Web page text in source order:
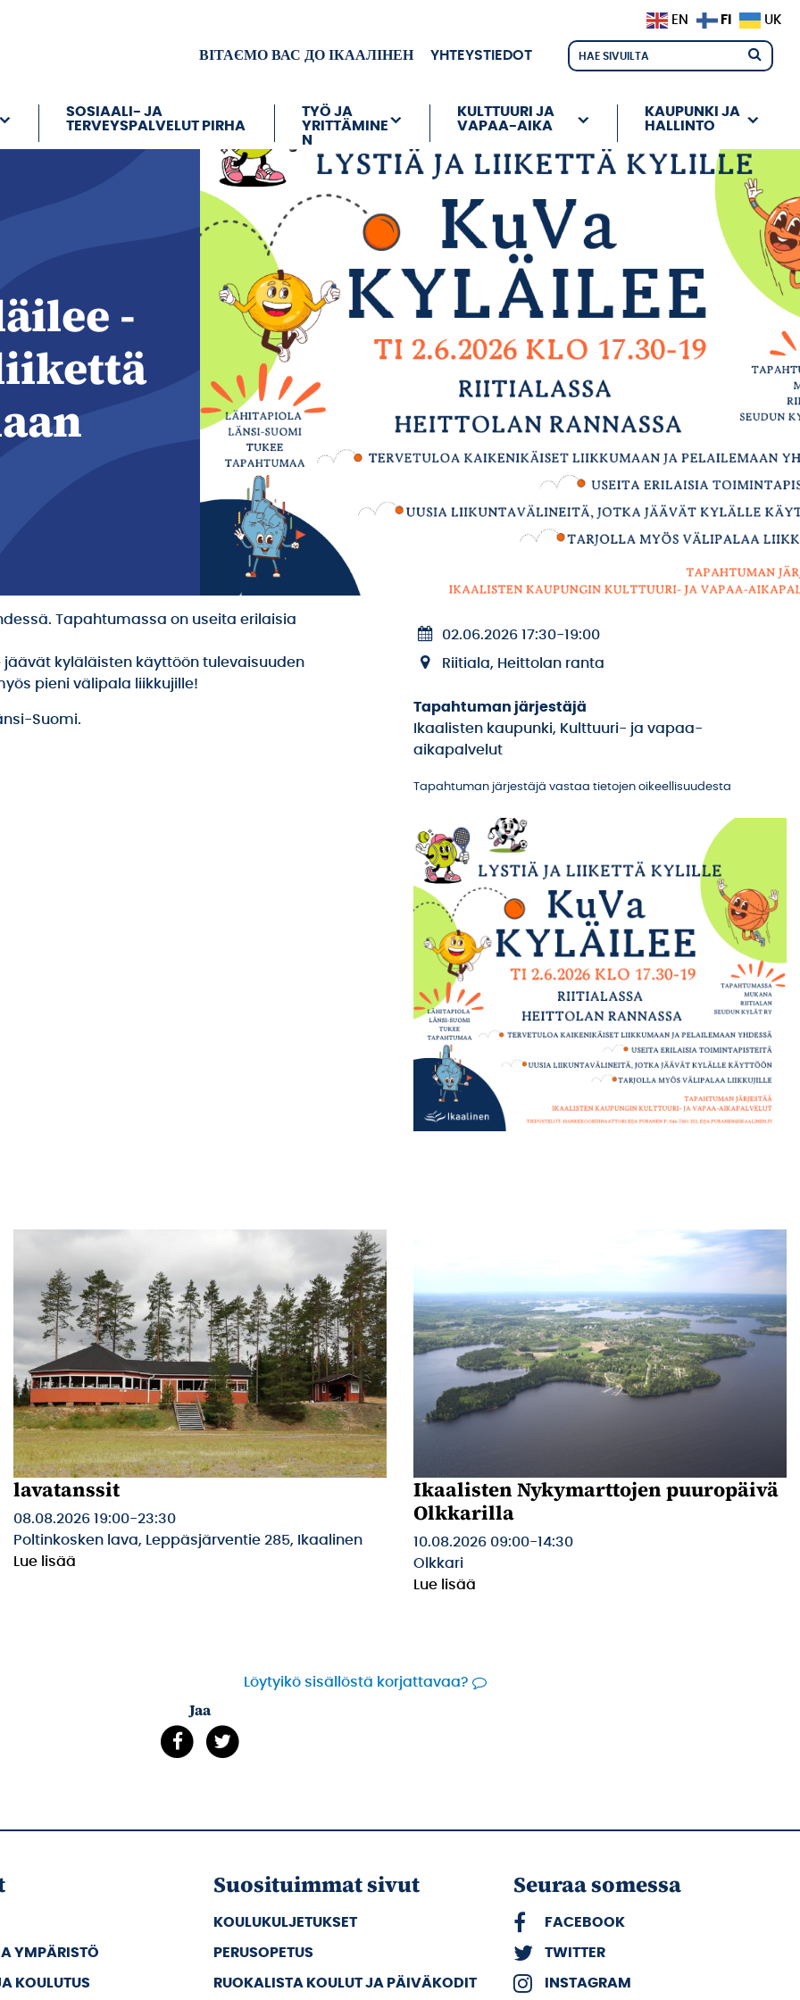
ВІТАЄМО ВАС ДО ІКААЛІНЕН YHTEYSTIEDOT
SOSIAALI- JA
TERVEYSPALVELUT PIRHA
TYÖ JA
YRITTÄMINE
N
KULTTUURI JA
VAPAA-AIKA
KAUPUNKI JA
HALLINTO
-
Tapahtumassa on useita erilaisia
kyläläisten käyttöön tulevaisuuden
pieni välipala liikkujille!
Suomi.
02.06.2026 17:30-19:00
Riitiala, Heittolan ranta
Tapahtuman järjestäjä
Ikaalisten kaupunki, Kulttuuri- ja vapaa-
aikapalvelut
Tapahtuman järjestäjä vastaa tietojen oikeellisuudesta
lavatanssit
08.08.2026 19:00-23:30
Poltinkosken lava, Leppäsjärventie 285, Ikaalinen
Lue lisää
Ikaalisten Nykymarttojen puuropäivä
Olkkarilla
10.08.2026 09:00-14:30
Olkkari
Lue lisää
Löytyikö sisällöstä korjattavaa?
Jaa
YMPÄRISTÖ
KOULUTUS
Suosituimmat sivut
KOULUKULJETUKSET
PERUSOPETUS
RUOKALISTA KOULUT JA PÄIVÄKODIT
Seuraa somessa
FACEBOOK
TWITTER
INSTAGRAM
EN FI UK